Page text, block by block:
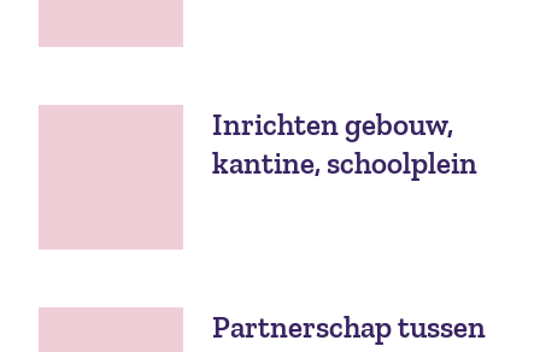
Inrichten gebouw,
kantine, schoolplein
Partnerschap tussen